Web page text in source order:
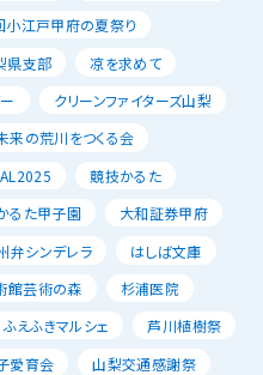
小江戸甲府の夏祭り
県支部
凉を求めて
クリーンファイターズ山梨
来の荒川をつくる会
競技かるた
るた甲子園
大和証券甲府
弁シンデレラ
はしば文庫
館芸術の森
杉浦医院
ふえふきマルシェ
芦川植樹祭
愛育会
山梨交通感謝祭